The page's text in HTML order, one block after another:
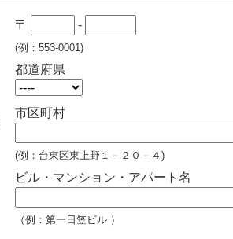
〒 -
(例：553-0001)
都道府県
市区町村
(例：台東区東上野１－２０－４)
ビル・マンション・アパート名
（例：第一日笠ビル ）